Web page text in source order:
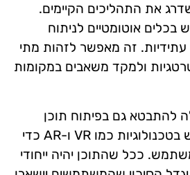
את התהליכים הקיימים.
אוטומטיים לניתוח
עתידיות. זה מאפשר לזהות מתי
ולמקד משאבים במקומות
להתבטא גם בפיתוח תוכן
אינטראקטיבי או שימוש בטכנולוגיות כמו VR ו-AR כדי
ככל שהתוכן יהיה ייחודי